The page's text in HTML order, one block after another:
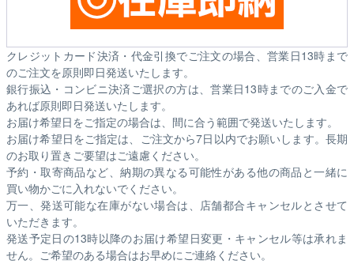
クレジットカード決済・代金引換でご注文の場合、営業日13時まで
のご注文を原則即日発送いたします。
銀行振込・コンビニ決済ご選択の方は、営業日13時までのご入金で
あれば原則即日発送いたします。
お届け希望日をご指定の場合は、間に合う範囲で発送いたします。
お届け希望日をご指定は、ご注文から7日以内でお願いします。長期
のお取り置きご要望はご遠慮ください。
予約・取寄商品など、納期の異なる可能性がある他の商品と一緒に
買い物かごに入れないでください。
万一、発送可能な在庫がない場合は、店舗都合キャンセルとさせて
いただきます。
発送予定日の13時以降のお届け希望日変更・キャンセル等は承れま
せん。ご希望のある場合はお早めにご連絡ください。